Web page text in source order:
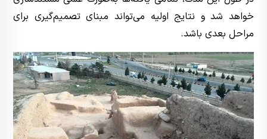
خواهد شد و نتایج اولیه می‌تواند مبنای تصمیم‌گیری برای
مراحل بعدی باشد.